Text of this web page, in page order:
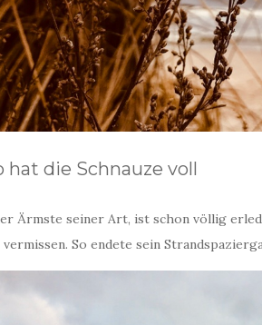
hat die Schnauze voll
Ärmste seiner Art, ist schon völlig
vermissen. So endete sein